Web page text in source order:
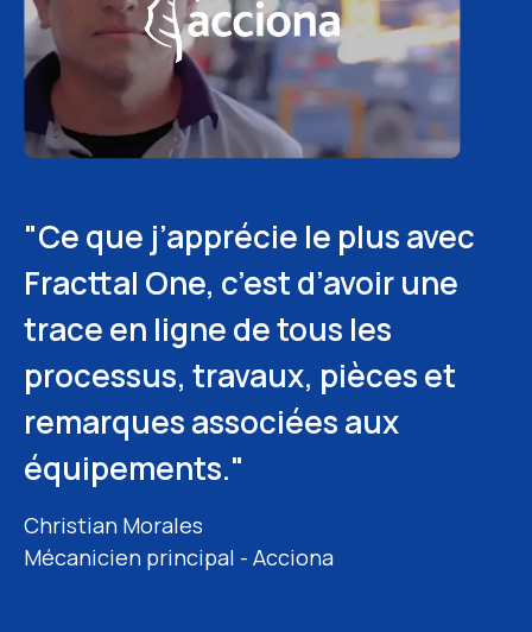
"Ce que j’apprécie le plus avec
Fracttal One, c’est d’avoir une
trace en ligne de tous les
processus, travaux, pièces et
remarques associées aux
équipements."
Christian Morales
Mécanicien principal - Acciona
"Fracttal One nous aide à
assurer la traçabilité, à générer
des rapports fiables et à
structurer nos routines. Cela
nous a permis d’atteindre une
fiabilité proche de 95%."
Mario Soto
Responsable maintenance – Dipisa
"La facilité d’accès à toutes les
informations nécessaires, aussi
bien pour les techniciens que
pour la supervision, est un vrai
atout."
Agustin Gordillo
Planificateur maintenance – Quintana Wellpro